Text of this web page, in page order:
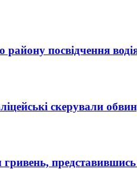
посвідчення
скерували